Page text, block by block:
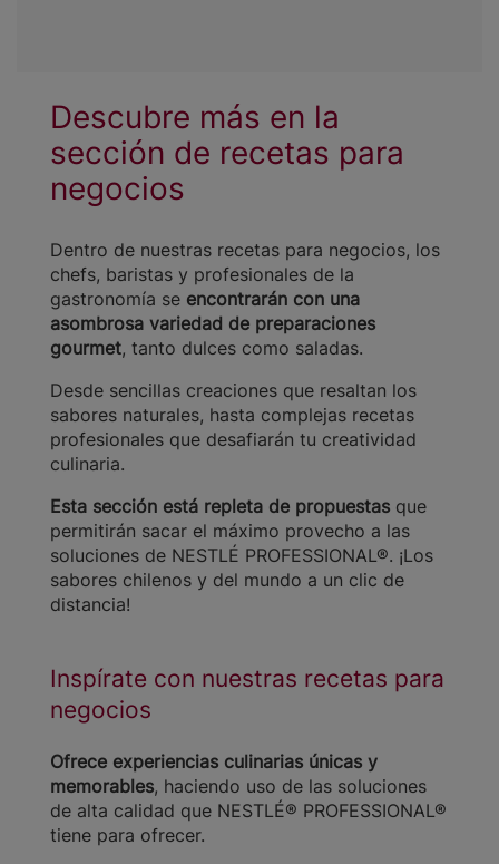
Descubre más en la
sección de recetas para
negocios
Dentro de nuestras recetas para negocios, los
chefs, baristas y profesionales de la
gastronomía se encontrarán con una
asombrosa variedad de preparaciones
gourmet, tanto dulces como saladas.
Desde sencillas creaciones que resaltan los
sabores naturales, hasta complejas recetas
profesionales que desafiarán tu creatividad
culinaria.
Esta sección está repleta de propuestas que
permitirán sacar el máximo provecho a las
soluciones de NESTLÉ PROFESSIONAL®. ¡Los
sabores chilenos y del mundo a un clic de
distancia!
Inspírate con nuestras recetas para
negocios
Ofrece experiencias culinarias únicas y
memorables, haciendo uso de las soluciones
de alta calidad que NESTLÉ® PROFESSIONAL®
tiene para ofrecer.